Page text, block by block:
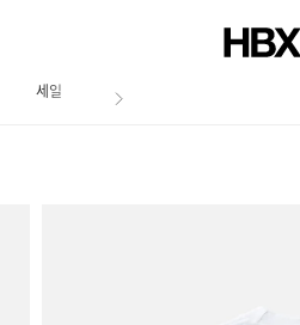
세일 저널